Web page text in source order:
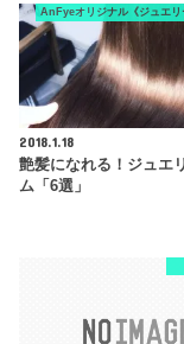
AnFyeオリジナル《ジュエリ
2018.1.18
艶髪になれる！ジュエ
ム「6選」